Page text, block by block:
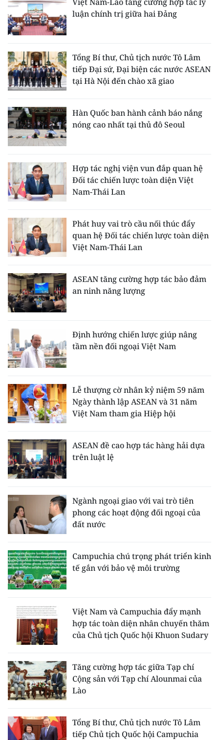
luận chính trị giữa hai Đảng
Tổng Bí thư, Chủ tịch nước Tô Lâm
tiếp Đại sứ, Đại biện các nước ASEAN
tại Hà Nội đến chào xã giao
Hàn Quốc ban hành cảnh báo nắng
nóng cao nhất tại thủ đô Seoul
Hợp tác nghị viện vun đắp quan hệ
Đối tác chiến lược toàn diện Việt
Nam-Thái Lan
Phát huy vai trò cầu nối thúc đẩy
quan hệ Đối tác chiến lược toàn diện
Việt Nam-Thái Lan
ASEAN tăng cường hợp tác bảo đảm
an ninh năng lượng
Định hướng chiến lược giúp nâng
tầm nền đối ngoại Việt Nam
Lễ thượng cờ nhân kỷ niệm 59 năm
Ngày thành lập ASEAN và 31 năm
Việt Nam tham gia Hiệp hội
ASEAN đề cao hợp tác hàng hải dựa
trên luật lệ
Ngành ngoại giao với vai trò tiên
phong các hoạt động đối ngoại của
đất nước
Campuchia chú trọng phát triển kinh
tế gắn với bảo vệ môi trường
Việt Nam và Campuchia đẩy mạnh
hợp tác toàn diện nhân chuyến thăm
của Chủ tịch Quốc hội Khuon Sudary
Tăng cường hợp tác giữa Tạp chí
Cộng sản với Tạp chí Alounmai của
Lào
Tổng Bí thư, Chủ tịch nước Tô Lâm
tiếp Chủ tịch Quốc hội Campuchia